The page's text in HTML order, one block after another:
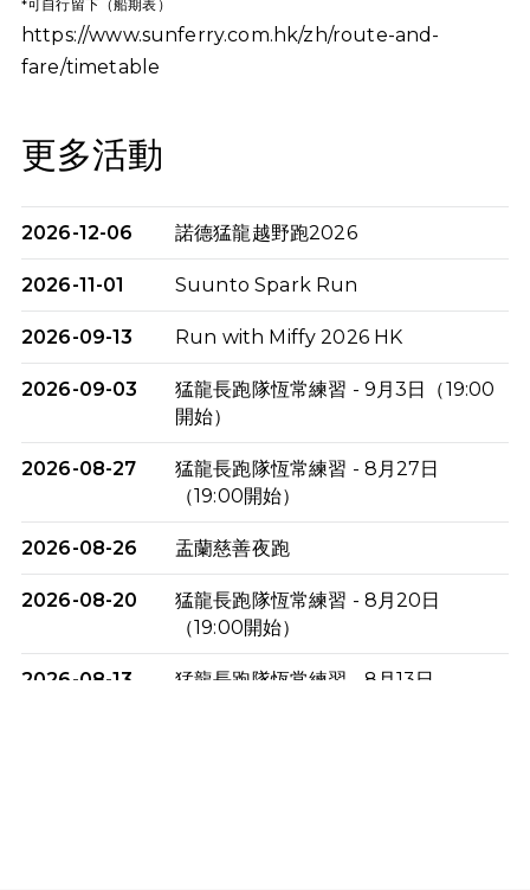
*可自行留下（船期表）
https://www.sunferry.com.hk/zh/route-and-
fare/timetable
更多活動
2026-12-06 諾德猛龍越野跑2026
2026-11-01 Suunto Spark Run
2026-09-13 Run with Miffy 2026 HK
2026-09-03
猛龍長跑隊恆常練習 - 9月3日（19:00
開始）
2026-08-27
猛龍長跑隊恆常練習 - 8月27日
（19:00開始）
2026-08-26 盂蘭慈善夜跑
2026-08-20
猛龍長跑隊恆常練習 - 8月20日
（19:00開始）
2026-08-13
猛龍長跑隊恆常練習 - 8月13日